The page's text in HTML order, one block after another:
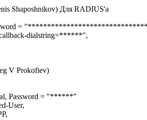
Shaposhnikov) Для RADIUS'a
=
dialstring=******",
V Prokofiev)
Password = "******"
User,